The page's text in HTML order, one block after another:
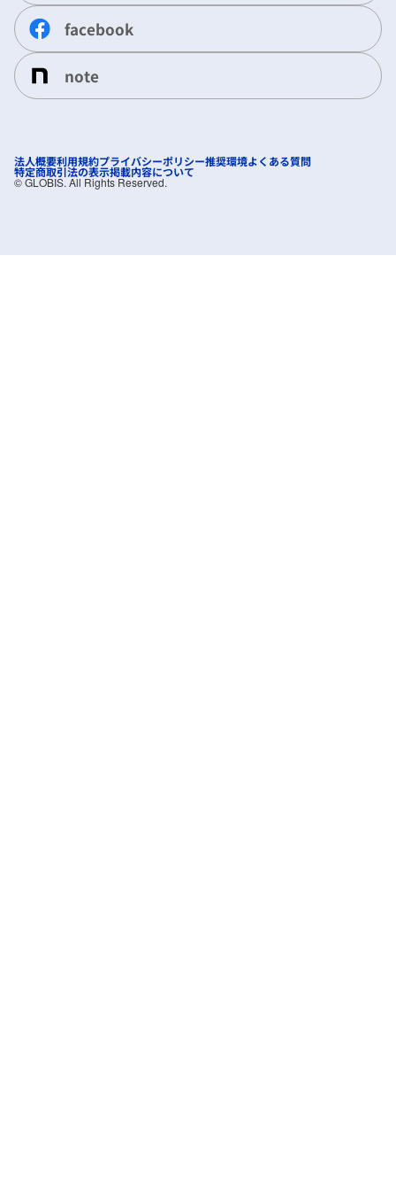
facebook
note
法人概要利用規約プライバシーポリシー推奨環境よくある質問
特定商取引法の表示掲載内容について
©︎ GLOBIS. All Rights Reserved.